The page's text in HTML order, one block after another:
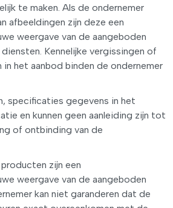
te maken. Als de ondernemer
afbeeldingen zijn deze een
weergave van de aangeboden
Kennelijke vergissingen of
in het aanbod binden de ondernemer
specificaties gegevens in het
en kunnen geen aanleiding zijn tot
of ontbinding van de
zijn een
weergave van de aangeboden
kan niet garanderen dat de